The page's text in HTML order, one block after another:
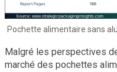
Pochette alimentaire sans
Malgré les perspectives
marché des pochettes